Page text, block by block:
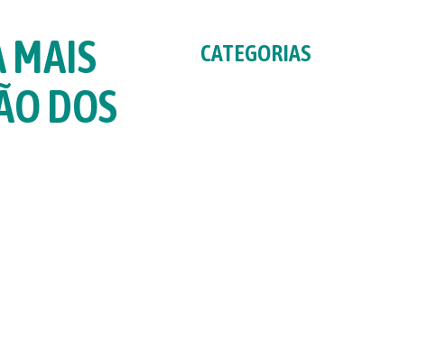
MAIS
DOS
CATEGORIAS